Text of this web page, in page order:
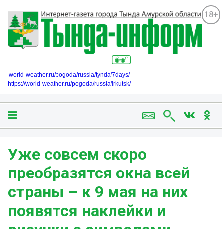
18+
world-weather.ru/pogoda/russia/tynda/7days/
https://world-weather.ru/pogoda/russia/irkutsk/
Уже совсем скоро
преобразятся окна всей
страны – к 9 мая на них
появятся наклейки и